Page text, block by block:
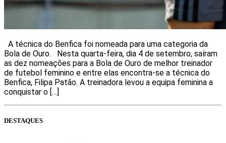
A técnica do Benfica foi nomeada para uma categoria da
Bola de Ouro. Nesta quarta-feira, dia 4 de setembro, saíram
as dez nomeações para a Bola de Ouro de melhor treinador
de futebol feminino e entre elas encontra-se a técnica do
Benfica, Filipa Patão. A treinadora levou a equipa feminina a
conquistar o […]
DESTAQUES